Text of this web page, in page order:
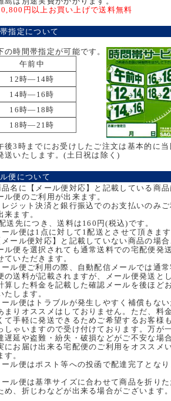
円以上お買い上げで送料無料
指定について
の時間帯指定が可能です。
午前中
12時―14時
14時―16時
16時―18時
18時―21時
後3時までにお受けしたご注文は基本的に当
送いたします。(土日祝は除く)
便について
名に【メール便対応】と記載している商品
ル便のご利用が出来ます。
ジット決済と銀行振込でのお支払いのみご
来ます。
送先につき、送料は160円(税込)です。
ル便は1点に対して1配送とさせて頂きます
ール便対応】と記載していない商品の場合
ル便を選択されても通常送料での宅配便発
ていただきます。
ル便ご利用の際、自動配信メールでは通常
の送料が記載されますが、メール便発送と
算した料金を記載した確認メールを後ほど
たします。
ル便はトラブルが発生しやすく補償もない
まりオススメはしておりません。ただ、料
て手軽に発送できるためご希望するお客様
しゃいますので受け付けております。万が
遅延や盗難・紛失・破損などがご不安な場合
にお届け出来る宅配便のご利用をオススメ
す。
ル便はポスト等への投函で配達完了となり
ル便は基準サイズに合わせて商品を折りた
め、折じわなどが出来る場合がございます。